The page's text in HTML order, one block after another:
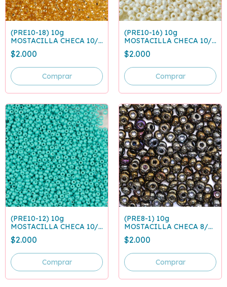
(PRE10-18) 10g
MOSTACILLA CHECA 10/0
DORADA 17020
$2.000
(PRE10-16) 10g
MOSTACILLA CHECA 10/0
BEIGE PERLADO 46112
$2.000
(PRE10-12) 10g
MOSTACILLA CHECA 10/0
VERDE TURQUESA 63130
$2.000
(PRE8-1) 10g
MOSTACILLA CHECA 8/0
CAFE IRISADO 59115
$2.000